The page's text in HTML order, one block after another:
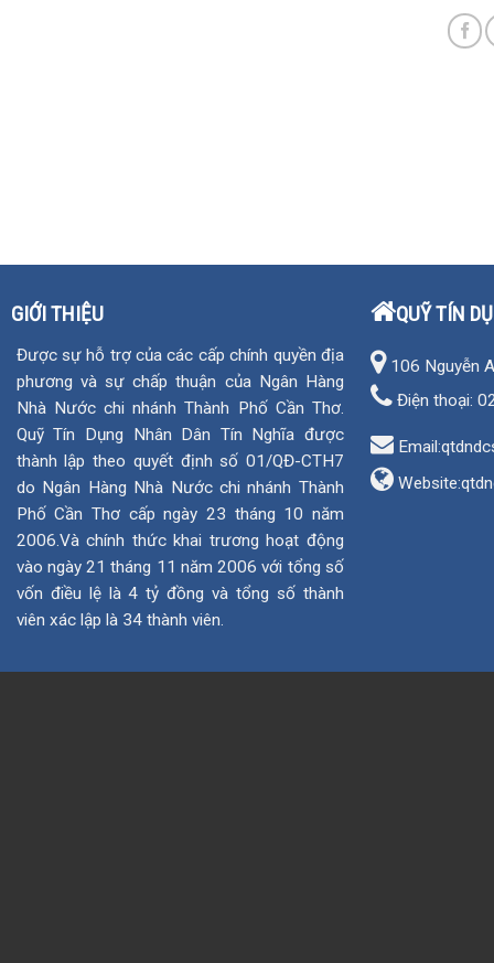
GIỚI THIỆU
Được sự hỗ trợ của các cấp chính quyền địa
phương và sự chấp thuận của Ngân Hàng
Nhà Nước chi nhánh Thành Phố Cần Thơ.
Quỹ Tín Dụng Nhân Dân Tín Nghĩa được
thành lập theo quyết định số 01/QĐ-CTH7
do Ngân Hàng Nhà Nước chi nhánh Thành
Phố Cần Thơ cấp ngày 23 tháng 10 năm
2006.Và chính thức khai trương hoạt động
vào ngày 21 tháng 11 năm 2006 với tổng số
vốn điều lệ là 4 tỷ đồng và tổng số thành
viên xác lập là 34 thành viên.
QUỸ TÍN
106 Nguyễn
Điện thoại:
Website: